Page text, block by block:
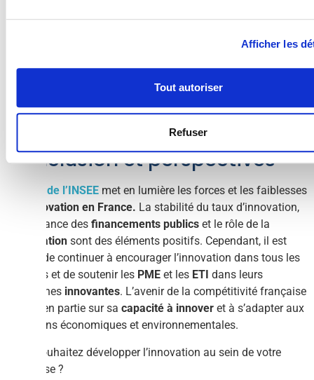
Afficher les
Tout autoriser
Refuser
La France dans le contexte
européenne. Bien que des progrès soient notables, il est
essentiel de poursuivre les efforts pour renforcer la
compétitivité de l’écosystème français de l’innovation.
Conclusion et perspectives
L’étude de l’INSEE met en lumière les forces et les faiblesses
innovation en France. La stabilité du taux d’innovation,
l’importance des financements publics et le rôle de la
coopération sont des éléments positifs. Cependant, il est
crucial de continuer à encourager l’innovation dans tous les
secteurs et de soutenir les PME et les ETI dans leurs
démarches innovantes. L’avenir de la compétitivité française
repose en partie sur sa capacité à innover et à s’adapter aux
mutations économiques et environnementales.
Vous souhaitez développer l’innovation au sein de votre
entreprise ?